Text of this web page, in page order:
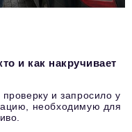
и как накручивает
и запросило у
необходимую для